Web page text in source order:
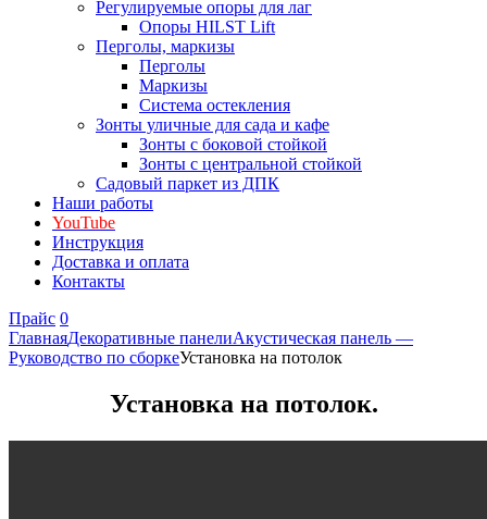
Регулируемые опоры для лаг
Опоры HILST Lift
Перголы, маркизы
Перголы
Маркизы
Система остекления
Зонты уличные для сада и кафе
Зонты с боковой стойкой
Зонты с центральной стойкой
Садовый паркет из ДПК
Наши работы
YouTube
Инструкция
Доставка и оплата
Контакты
Прайс 0
ГлавнаяДекоративные панелиАкустическая панель —
Руководство по сборкеУстановка на потолок
Установка на потолок.